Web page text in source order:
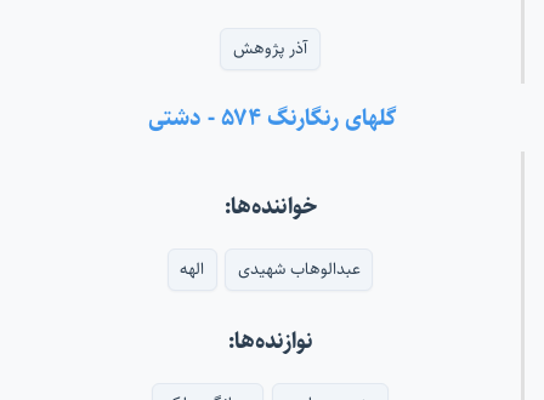
آذر پژوهش
گلهای رنگارنگ ۵۷۴ - دشتی
خواننده‌ها:
عبدالوهاب شهیدی الهه
نوازنده‌ها: